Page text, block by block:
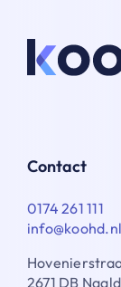
Contact
0174 261 111
info@koohd.nl
2671 DB